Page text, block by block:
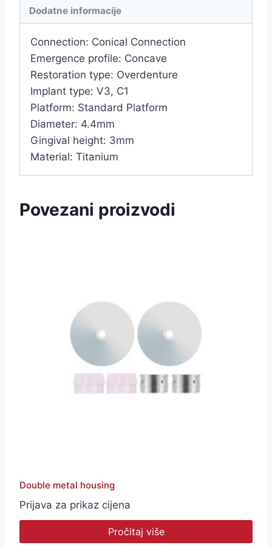
Dodatne informacije
Connection: Conical Connection
Emergence profile: Concave
Restoration type: Overdenture
Implant type: V3, C1
Platform: Standard Platform
Diameter: 4.4mm
Gingival height: 3mm
Material: Titanium
Povezani proizvodi
Double metal housing
Prijava za prikaz cijena
Pročitaj više